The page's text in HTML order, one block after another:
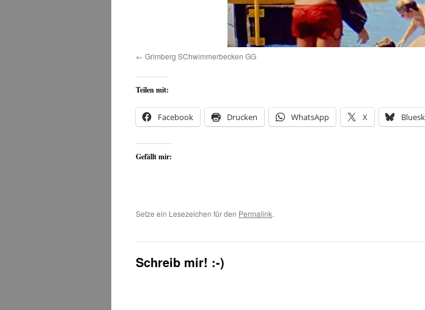
Grimberg SChwimmerbecken GG
Teilen mit:
Facebook Drucken WhatsApp X
Gefällt mir:
Setze ein Lesezeichen für den Permalink.
Schreib mir! :-)